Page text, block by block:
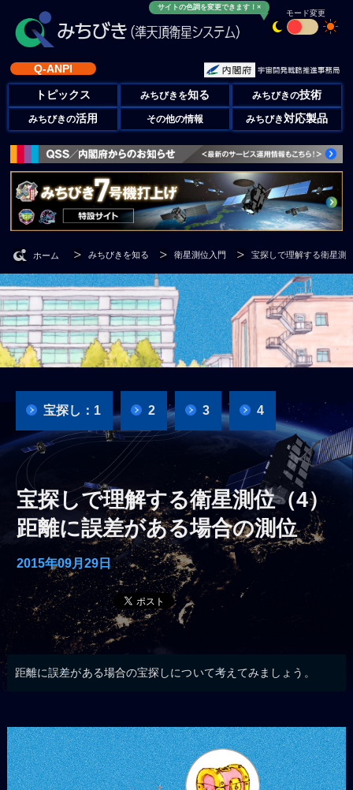
サイトの色調を変更できます！×
モード変更
Q-ANPI
トピックス みちびきを知る みちびきの技術
みちびきの活用 その他の情報 みちびき対応製品
ホーム みちびきを知る 衛星測位入門 宝探しで理解する衛星測
宝探し：1 2 3 4
宝探しで理解する衛星測位（4）
距離に誤差がある場合の測位
2015年09月29日
距離に誤差がある場合の宝探しについて考えてみましょう。